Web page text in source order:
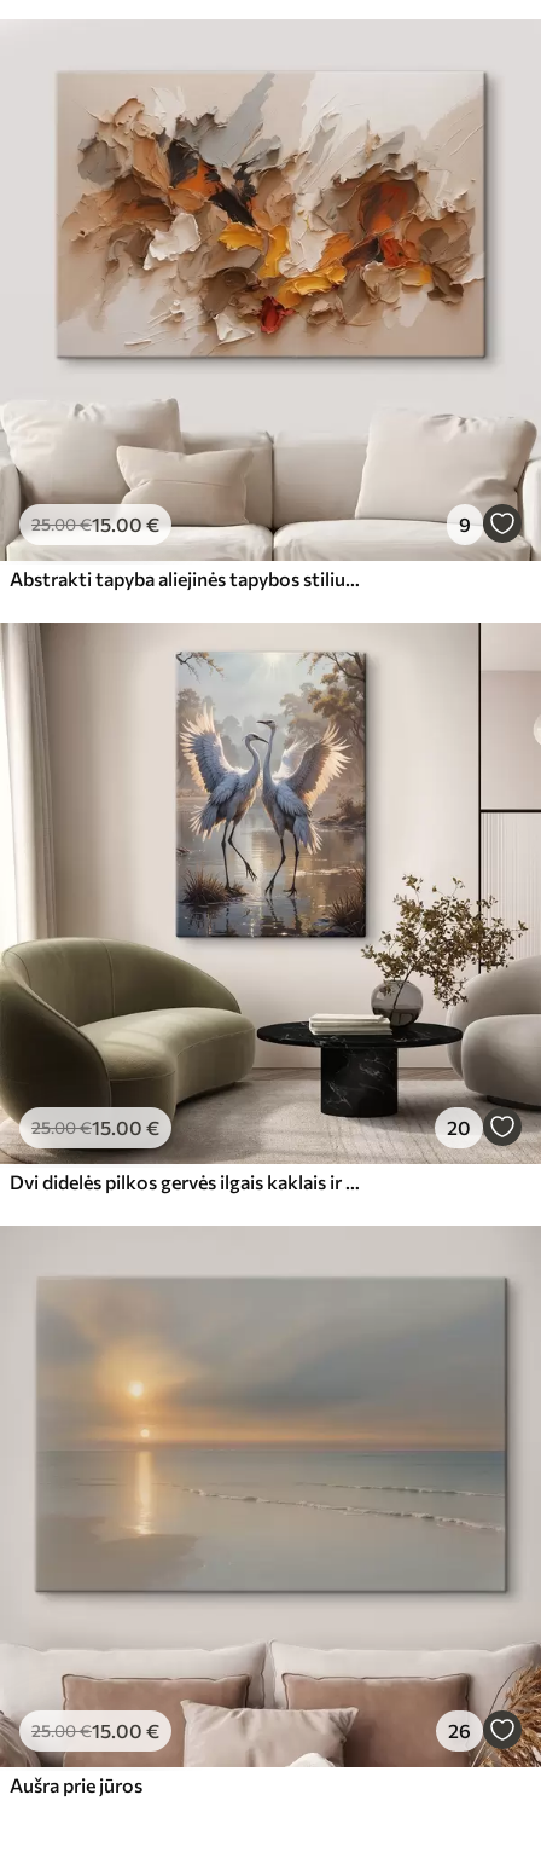
25.00€15.00€ 9
Abstrakti tapyba aliejinės tapybos stiliumi
25.00€15.00 € 20
Dvi didelės pilkos gervės ilgais kaklais ir išskleistais sparnais stovi ūkanotame ežere, apsuptame medžių
25.00€15.00 € 26
Aušra prie jūros